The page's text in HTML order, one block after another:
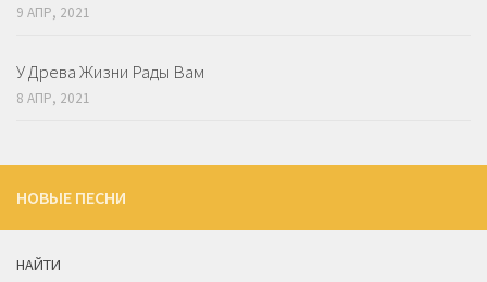
9 АПР, 2021
У Древа Жизни Рады Вам
8 АПР, 2021
НОВЫЕ ПЕСНИ
НАЙТИ